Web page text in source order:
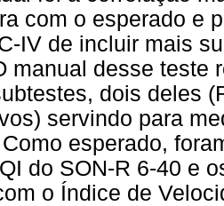
com o esperado e
IV de incluir mais
manual desse teste
dois deles
servindo para
Como esperado,
do SON-R 6-40 e
o Índice de